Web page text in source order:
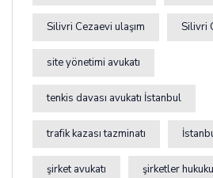
Silivri Cezaevi ulaşım Silivri
site yönetimi avukatı
tenkis davası avukatı İstanbul
trafik kazası tazminatı
şirket avukatı şirketler